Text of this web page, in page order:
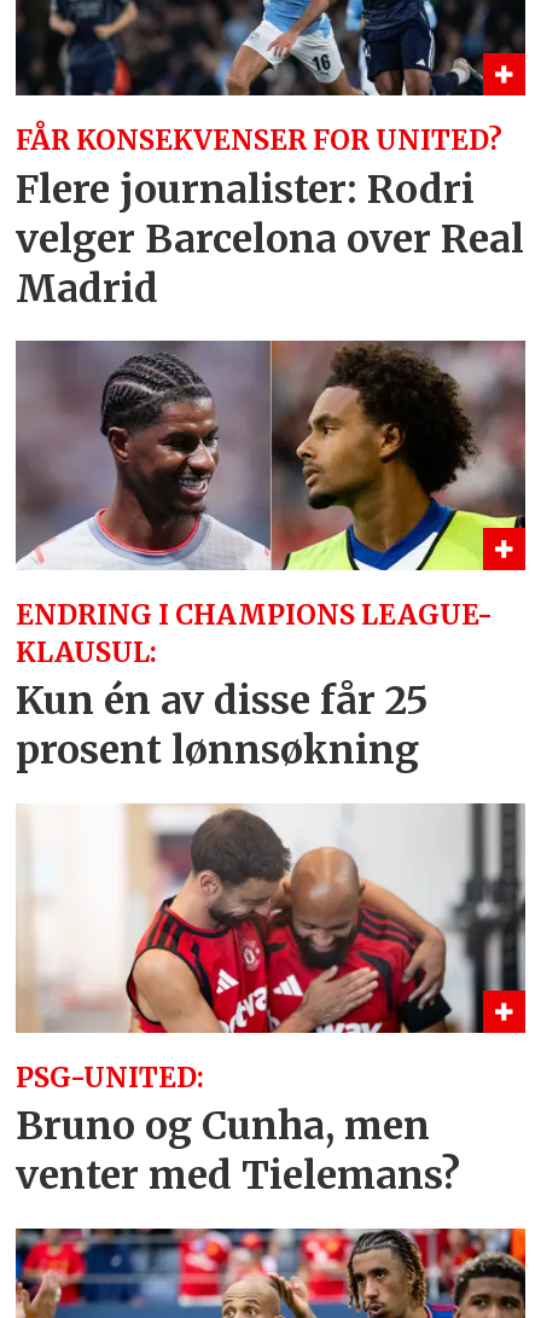
FÅR KONSEKVENSER FOR UNITED?
Flere journalister: Rodri
velger Barcelona over Real
Madrid
ENDRING I CHAMPIONS LEAGUE-
KLAUSUL:
Kun én av disse får 25
prosent lønnsøkning
PSG-UNITED:
Bruno og Cunha, men
venter med Tielemans?